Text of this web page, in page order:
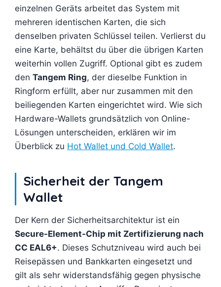
einzelnen Geräts arbeitet das System mit
mehreren identischen Karten, die sich
denselben privaten Schlüssel teilen. Verlierst du
eine Karte, behältst du über die übrigen Karten
weiterhin vollen Zugriff. Optional gibt es zudem
den Tangem Ring, der dieselbe Funktion in
Ringform erfüllt, aber nur zusammen mit den
beiliegenden Karten eingerichtet wird. Wie sich
Hardware-Wallets grundsätzlich von Online-
Lösungen unterscheiden, erklären wir im
Überblick zu Hot Wallet und Cold Wallet.
Sicherheit der Tangem
Wallet
Der Kern der Sicherheitsarchitektur ist ein
Secure-Element-Chip mit Zertifizierung nach
CC EAL6+. Dieses Schutzniveau wird auch bei
Reisepässen und Bankkarten eingesetzt und
gilt als sehr widerstandsfähig gegen physische